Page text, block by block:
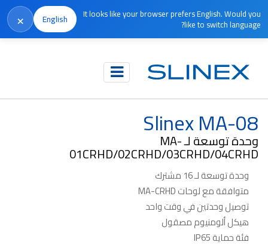
It looks like your browser prefers English. Would you
like to switch language?
English
×
الرئيسية المنتجات معدات أخرى
Slinex MA-08
وحدة توسعة لـ MA-
01CRHD/02CRHD/03CRHD/04CRHD
وحدة توسعة لـ 16 مشترك
متوافقة مع لوحات MA-CRHD
توصيل وحدتين في وقت واحد
هيكل ألومنيوم مصقول
فئة حماية IP65